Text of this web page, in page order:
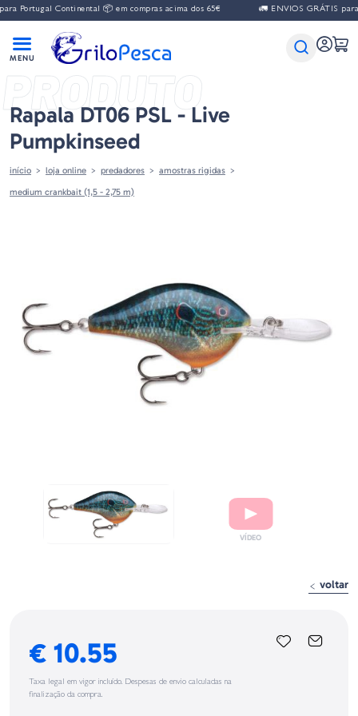
Portugal Continental 📦 em compras acima dos 65€ 🚛 ENVIOS GRÁTIS
PRODUTO
Rapala DT06 PSL - Live
Pumpkinseed
início loja online predadores
amostras rigidas
medium crankbait (1,5 - 2,75 m)
voltar
€ 10.55
Taxa legal em vigor incluído. Despesas de envio calculadas na
finalização da compra.